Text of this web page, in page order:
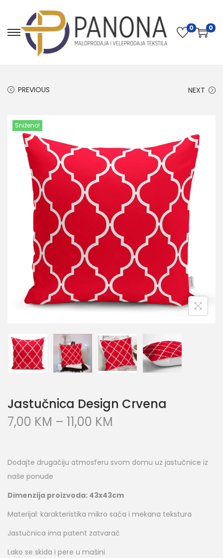
0 0
PREVIOUS NEXT
Sniženo!
Jastučnica Design Crvena
7,00 KM – 11,00 KM
Dodajte drugačiju atmosferu svom domu uz jastučnice iz
naše ponude
Dimenzija proizvoda: 43x43cm
Materijal: karakteristika mikro saća i mekana tekstura
Jastučnica ima patent zatvarač
Lako se skida i pere u mašini